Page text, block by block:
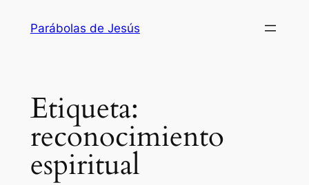
Parábolas de Jesús
Etiqueta:
reconocimiento
espiritual